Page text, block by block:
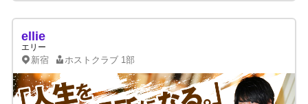
ellie
エリー
新宿 ホストクラブ 1部